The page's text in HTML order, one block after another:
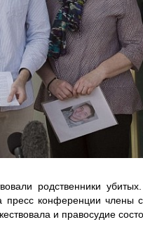
родственники
пресс конференции члены
и правосудие